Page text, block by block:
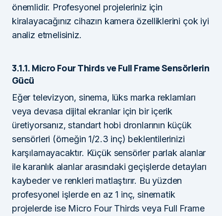
önemlidir. Profesyonel projeleriniz için
kiralayacağınız cihazın kamera özelliklerini çok iyi
analiz etmelisiniz.
3.1.1. Micro Four Thirds ve Full Frame Sensörlerin
Gücü
Eğer televizyon, sinema, lüks marka reklamları
veya devasa dijital ekranlar için bir içerik
üretiyorsanız, standart hobi dronlarının küçük
sensörleri (örneğin 1/2.3 inç) beklentilerinizi
karşılamayacaktır. Küçük sensörler parlak alanlar
ile karanlık alanlar arasındaki geçişlerde detayları
kaybeder ve renkleri matlaştırır. Bu yüzden
profesyonel işlerde en az 1 inç, sinematik
projelerde ise Micro Four Thirds veya Full Frame